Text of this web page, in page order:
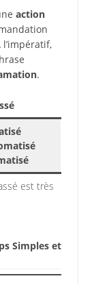
action
.
est très
Simples et